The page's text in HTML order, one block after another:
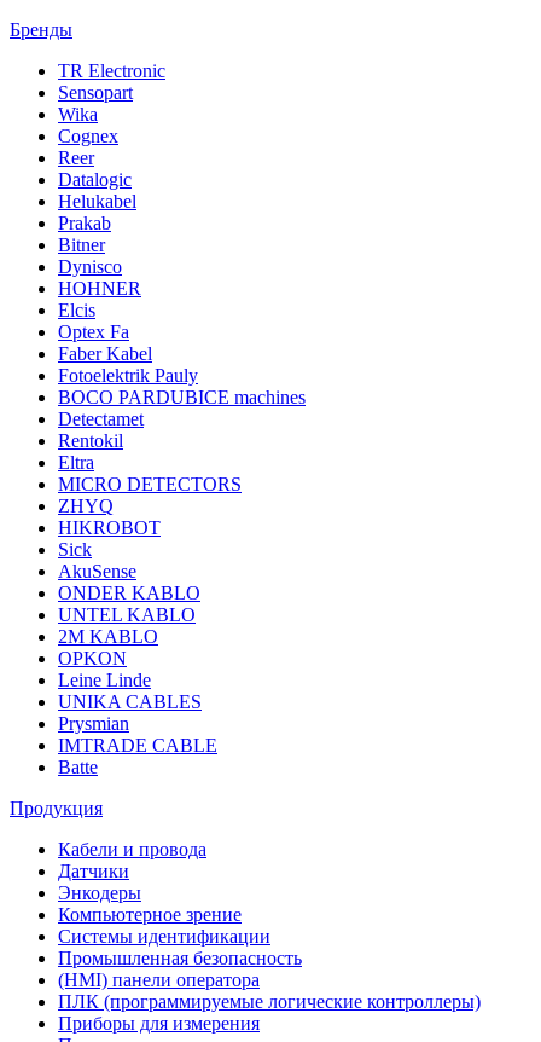
Бренды
TR Electronic
Sensopart
Wika
Cognex
Reer
Datalogic
Helukabel
Prakab
Bitner
Dynisco
HOHNER
Elcis
Optex Fa
Faber Kabel
Fotoelektrik Pauly
BOCO PARDUBICE machines
Detectamet
Rentokil
Eltra
MICRO DETECTORS
ZHYQ
HIKROBOT
Sick
AkuSense
ONDER KABLO
UNTEL KABLO
2M KABLO
OPKON
Leine Linde
UNIKA CABLES
Prysmian
IMTRADE CABLE
Batte
Продукция
Кабели и провода
Датчики
Энкодеры
Компьютерное зрение
Системы идентификации
Промышленная безопасность
(HMI) панели оператора
ПЛК (программируемые логические контроллеры)
Приборы для измерения